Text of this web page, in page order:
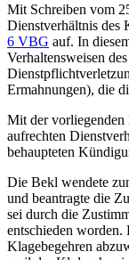
Mit Schreiben vom
Dienstverhältnis des
6 VBG auf. In
Verhaltensweisen
Ermahnungen), die
Mit der vorliegenden
aufrechten
behaupteten
Die Bekl wendete
und beantragte die
sei durch die
entschieden worden.
Klagebegehren